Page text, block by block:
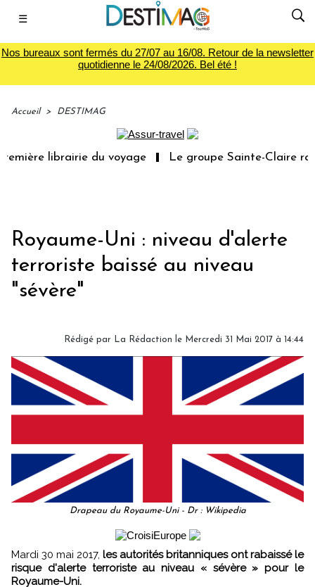
☰
Nos bureaux sont fermés du 27/07 au 16/08. Retour de la newsletter
quotidienne le 24/08/2026. Bel été !
Accueil > DESTIMAG
librairie du voyage Le groupe Sainte-Claire
Royaume-Uni : niveau d'alerte
terroriste baissé au niveau
"sévère"
Rédigé par La Rédaction le Mercredi 31 Mai 2017 à 14:44
Drapeau du Royaume-Uni - Dr : Wikipedia
Mardi 30 mai 2017, les autorités britanniques ont rabaissé le
risque d'alerte terroriste au niveau « sévère » pour le
Royaume-Uni.